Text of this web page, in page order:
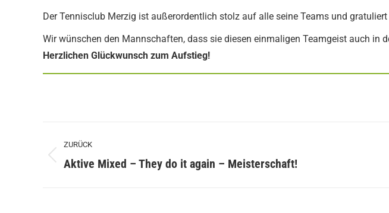
Der Tennisclub Merzig ist außerordentlich stolz auf alle seine Teams und
Wir wünschen den Mannschaften, dass sie diesen einmaligen Teamgeist auch
Herzlichen Glückwunsch zum Aufstieg!
Kommentarnavigation
ZURÜCK
Vorheriger
Aktive Mixed – They do it again – Meisterschaft!